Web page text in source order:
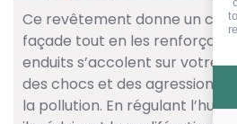
Ce revêtement donne un
façade tout en les renforçant.
enduits s’accolent sur votre
des chocs et des agressions
la pollution. En régulant